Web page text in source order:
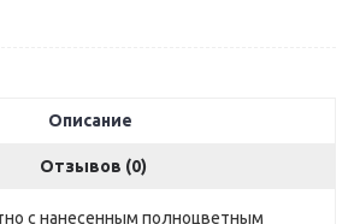
Описание
Отзывов (0)
с нанесенным полноцветным